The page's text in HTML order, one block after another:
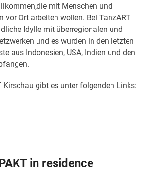
mit Menschen und
vor Ort arbeiten wollen. Bei TanzART
Idylle mit überregionalen und
und es wurden in den letzten
aus Indonesien, USA, Indien und den
Kirschau gibt es unter folgenden Links:
in residence